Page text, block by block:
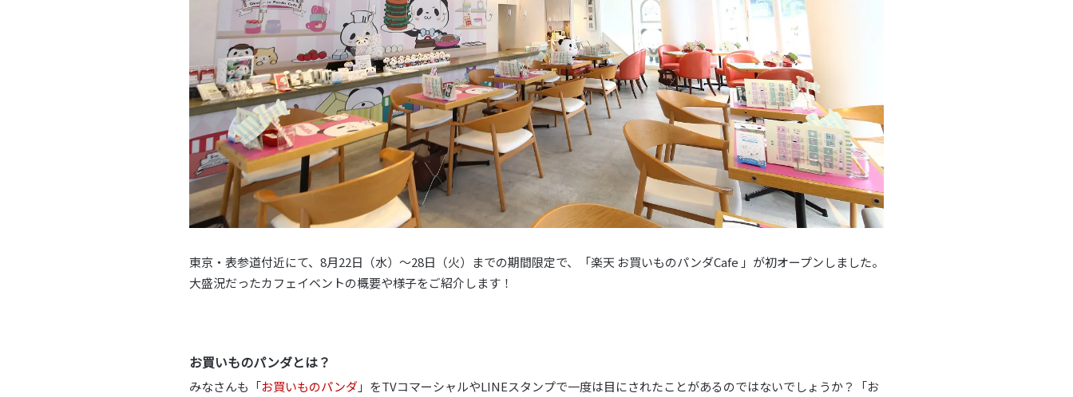
東京・表参道付近にて、8月22日（水）～28日（火）までの期間限定で、「楽天 お買いものパンダCafe 」が初オープンしました。
大盛況だったカフェイベントの概要や様子をご紹介します！
お買いものパンダとは？
みなさんも「お買いものパンダ」をTVコマーシャルやLINEスタンプで一度は目にされたことがあるのではないでしょうか？「お